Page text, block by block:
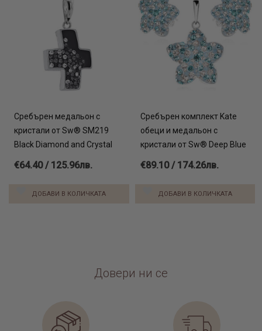
Сребърен медальон с
кристали от Sw® SM219
Black Diamond and Crystal
€64.40 / 125.96лв.
ДОБАВИ В КОЛИЧКАТА
Сребърен комплект Kate
обеци и медальон с
кристали от Sw® Deep Blue
€89.10 / 174.26лв.
ДОБАВИ В КОЛИЧКАТА
Довери ни се